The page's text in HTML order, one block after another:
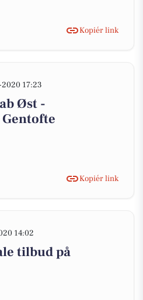
Kopiér link
17:23
Øst -
Kopiér link
14:02
tilbud på